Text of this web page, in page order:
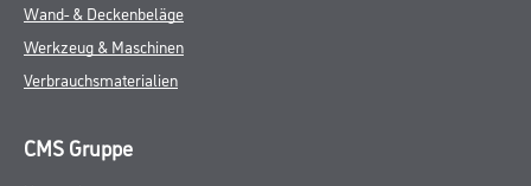
Wand- & Deckenbeläge
Werkzeug & Maschinen
Verbrauchsmaterialien
CMS Gruppe